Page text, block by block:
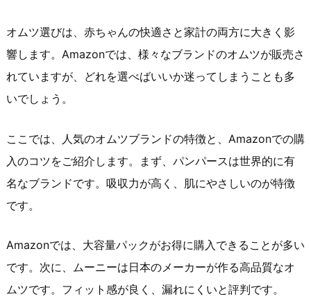
オムツ選びは、赤ちゃんの快適さと家計の両方に大きく影
響します。Amazonでは、様々なブランドのオムツが販売さ
れていますが、どれを選べばいいか迷ってしまうことも多
いでしょう。
ここでは、人気のオムツブランドの特徴と、Amazonでの購
入のコツをご紹介します。まず、パンパースは世界的に有
名なブランドです。吸収力が高く、肌にやさしいのが特徴
です。
Amazonでは、大容量パックがお得に購入できることが多い
です。次に、ムーニーは日本のメーカーが作る高品質なオ
ムツです。フィット感が良く、漏れにくいと評判です。